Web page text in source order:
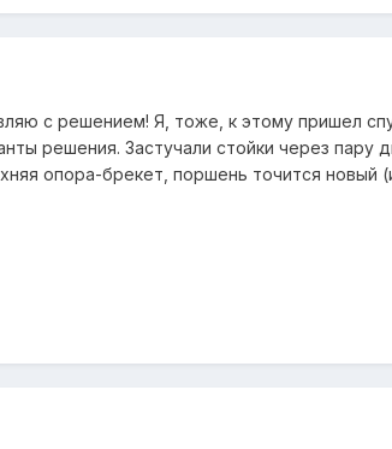
с решением! Я, тоже, к этому пришел
решения. Застучали стойки через пару
опора-брекет, поршень точится новый